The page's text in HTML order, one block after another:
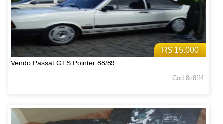
R$ 15.000
Vendo Passat GTS Pointer 88/89
Cod 8c8ff4